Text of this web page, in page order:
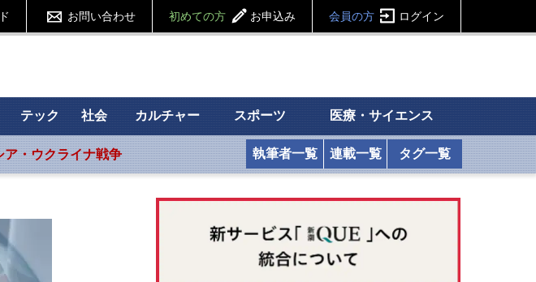
お問い合わせ 初めての方 お申込み 会員の方 ログイン
テック 社会 カルチャー スポーツ 医療・サイエンス
ア・ウクライナ戦争 執筆者一覧 連載一覧 タグ一覧